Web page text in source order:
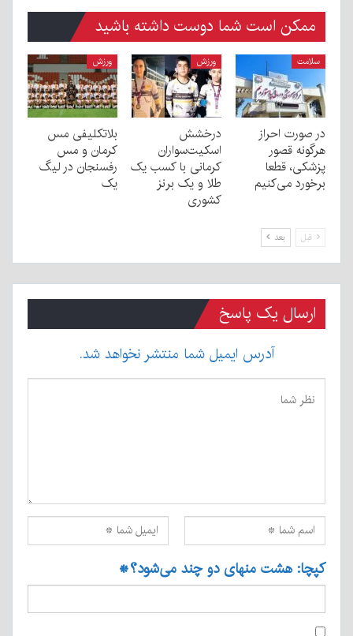
ممکن است شما دوست داشته باشید
سلامت
در صورت احراز
هرگونه قصور
پزشکی، قطعا
برخورد می‌کنیم
ورزش
درخشش
اسکیت‌سواران
کرمانی با کسب یک
طلا و یک برنز
کشوری
ورزش
بلاتکلیفی مس
کرمان و مس
رفسنجان در لیگ
یک
قبل بعد
ارسال یک پاسخ
آدرس ایمیل شما منتشر نخواهد شد.
کپچا: هشت منهای دو چند می‌شود؟*